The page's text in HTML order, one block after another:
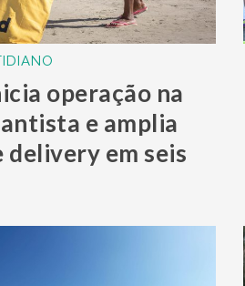
operação na
e amplia
delivery em seis